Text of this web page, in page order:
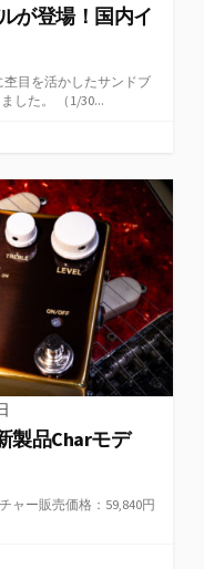
が登場！国内イ
杢目を活かしたサンドブ
した。 （1/30...
製品Charモデ
チャー販売価格：59,840円